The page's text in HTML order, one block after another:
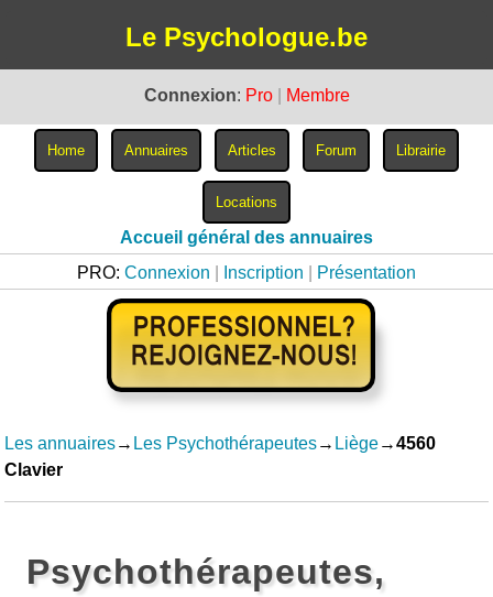
Le Psychologue.be
Connexion: Pro Membre
Accueil général des annuaires
PRO: Connexion Inscription Présentation
Les annuaires→ Les Psychothérapeutes→ Liège→4560
Clavier
Psychothérapeutes,